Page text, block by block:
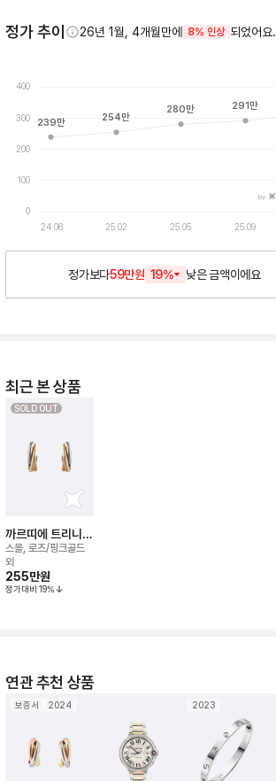
정가 추이 26년 1월, 4개월만에 8% 인상 되었어요.
0
100
200
300
400
24.06 25.02 25.05 25.09
by
239만 254만
280만 291만
정가보다59만원 19% 낮은금액이에요
최근 본 상품
SOLD OUT
까르띠에 트리니티
이어링
스몰, 로즈/핑크골드
외
255만원
정가대비 19%
연관 추천 상품
보증서 2024 2023